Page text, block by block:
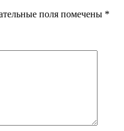
поля помечены *